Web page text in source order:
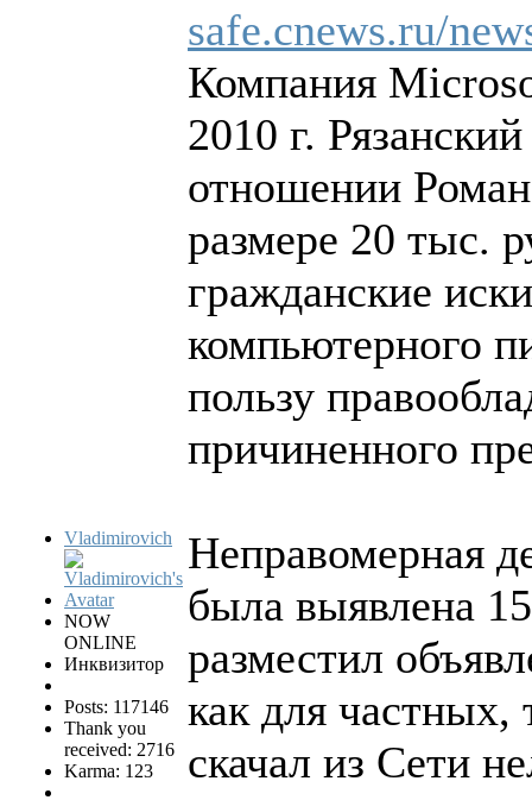
Vladimirovich
NOW
ONLINE
Инквизитор
Posts: 117146
Thank you
received: 2716
Karma: 123
safe.cnews.ru/
Компания
2010 г.
отношении
размере 20 тыс.
гражданские
компьютерного
пользу
причиненного
Неправомерная
была выявлена
разместил
как для
скачал из Сети